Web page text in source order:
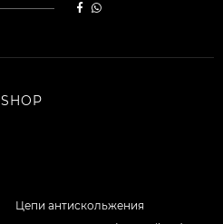
SHOP
Цепи антискольжения